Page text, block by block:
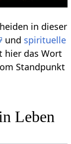
dieser
und spirituelle
hier das Wort
Leben